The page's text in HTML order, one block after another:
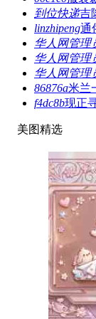
到位快递吉
linzhipeng通
华人网管理
华人网管理
华人网管理
86876a米兰
f4dc8b现正
美图精选